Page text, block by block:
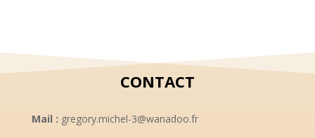
CONTACT
Mail : gregory.michel-3@wanadoo.fr